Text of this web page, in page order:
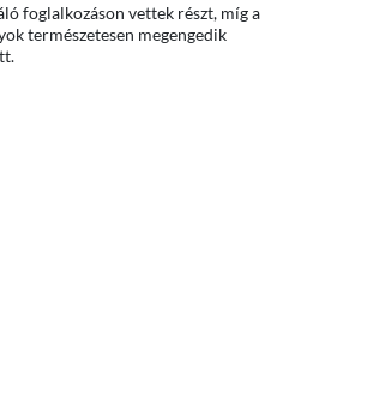
foglalkozáson vettek részt, míg a
természetesen megengedik